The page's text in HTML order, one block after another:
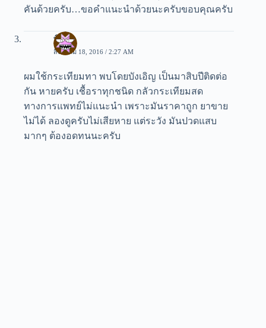
คันด้วยครับ…ขอคำแนะนำด้วยนะครับขอบคุณครับ
พิมล
สิงหาคม 18, 2016 / 2:27 AM
ผมใช้กระเทียมทา พบโดยบังเอิญ เป็นมาสิบปีติดต่อ
กัน หายครับ เชื้อราทุกชนิด กลัวกระเทียมสด
ทางการแพทย์ไม่แนะนำ เพราะมันราคาถูก ยาขาย
ไม่ได้ ลองดูครับไม่เสียหาย แต่ระวัง มันปวดแสบ
มากๆ ต้องอดทนนะครับ